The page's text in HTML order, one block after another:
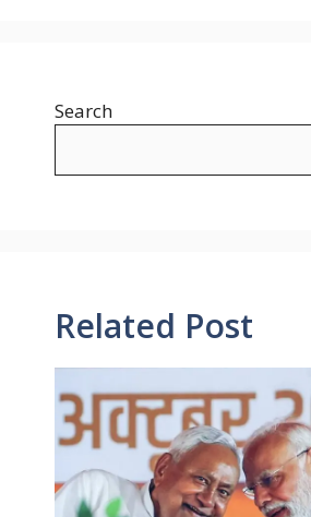
Search
Related Post